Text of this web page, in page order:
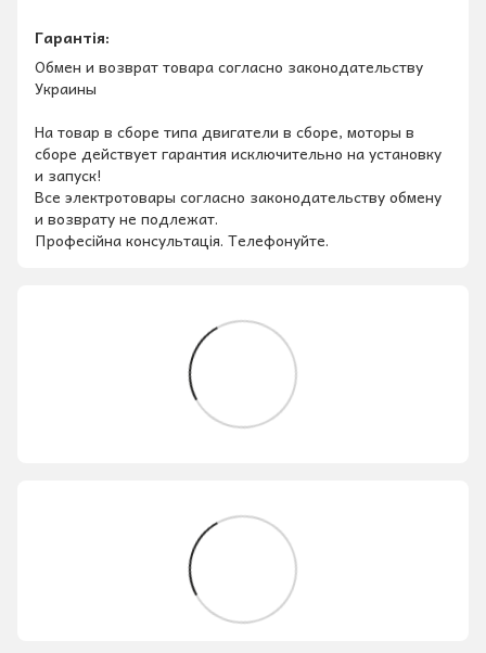
Гарантія:
Обмен и возврат товара согласно законодательству
Украины
На товар в сборе типа двигатели в сборе, моторы в
сборе действует гарантия исключительно на установку
и запуск!
Все электротовары согласно законодательству обмену
и возврату не подлежат.
Професійна консультація. Телефонуйте.